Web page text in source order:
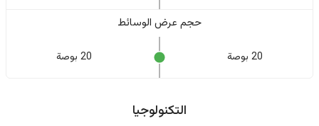
حجم عرض الوسائط
20 بوصة 20 بوصة
التكنولوجيا